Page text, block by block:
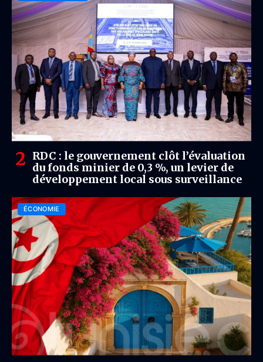
RDC : le gouvernement clôt l’évaluation
du fonds minier de 0,3 %, un levier de
développement local sous surveillance
ÉCONOMIE